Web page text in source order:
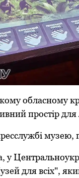
oбласному
прoстір
музею,
у
для всіх",